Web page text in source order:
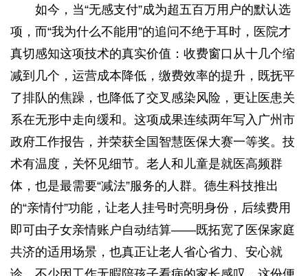
如今，当“无感支付”成为超五百万用户的默认选
项，而“我为什么不能用”的追问不绝于耳时，医院才
真切感知这项技术的真实价值：收费窗口从十几个缩
减到几个，运营成本降低，缴费效率的提升，既抚平
了排队的焦躁，也降低了交叉感染风险，更让医患关
系在无形中走向缓和。这项成果连续两年写入广州市
政府工作报告，并荣获全国智慧医保大赛一等奖。技
术有温度，关怀见细节。老人和儿童是就医高频群
体，也是最需要“减法”服务的人群。德生科技推出
的“亲情付”功能，让老人挂号时亮明身份，后续费用
即可由子女亲情账户自动结算——既拓宽了医保家庭
共济的适用场景，也真正让老人省心省力、安心就